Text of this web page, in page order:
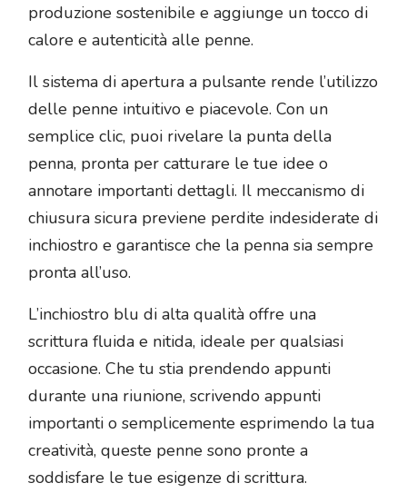
produzione sostenibile e aggiunge un tocco di
calore e autenticità alle penne.
Il sistema di apertura a pulsante rende l’utilizzo
delle penne intuitivo e piacevole. Con un
semplice clic, puoi rivelare la punta della
penna, pronta per catturare le tue idee o
annotare importanti dettagli. Il meccanismo di
chiusura sicura previene perdite indesiderate di
inchiostro e garantisce che la penna sia sempre
pronta all’uso.
L’inchiostro blu di alta qualità offre una
scrittura fluida e nitida, ideale per qualsiasi
occasione. Che tu stia prendendo appunti
durante una riunione, scrivendo appunti
importanti o semplicemente esprimendo la tua
creatività, queste penne sono pronte a
soddisfare le tue esigenze di scrittura.